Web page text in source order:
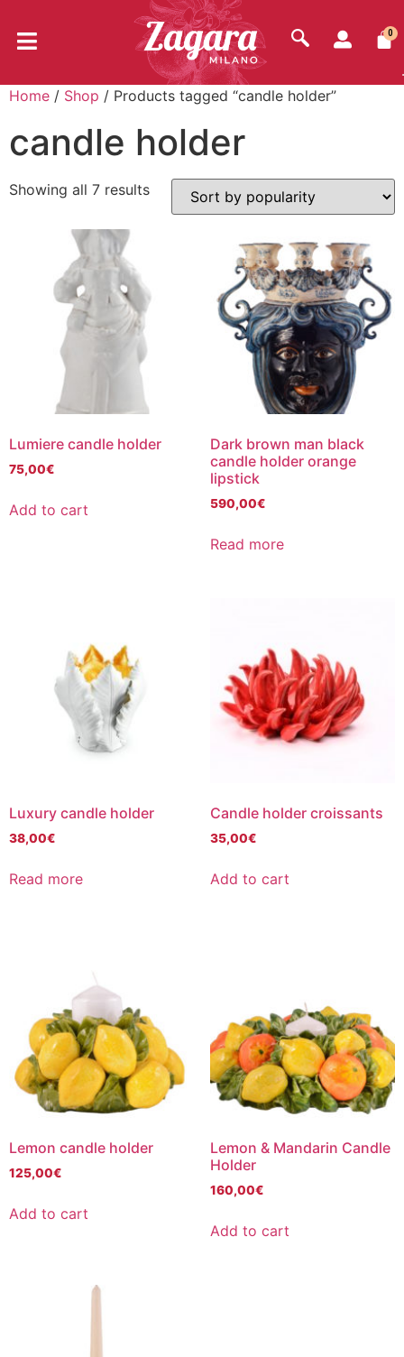
0
Home / Shop / Products tagged “candle holder”
candle holder
Showing all 7 results
Lumiere candle holder
75,00€
Add to cart
Dark brown man black
candle holder orange
lipstick
590,00€
Read more
Luxury candle holder
38,00€
Read more
Candle holder croissants
35,00€
Add to cart
Lemon candle holder
125,00€
Add to cart
Lemon & Mandarin Candle
Holder
160,00€
Add to cart